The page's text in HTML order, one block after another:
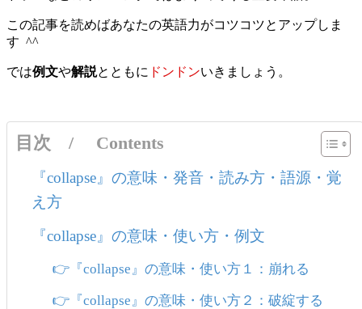
この記事を読めばあなたの英語力がコツコツとアップしま
す ^^
では例文や解説とともに ドンドンいきましょう。
目次 / Contents
『collapse』の意味・発音・読み方・語源・覚
え方
『collapse』の意味・使い方・例文
👉『collapse』の意味・使い方１：崩れる
👉『collapse』の意味・使い方２：破綻する